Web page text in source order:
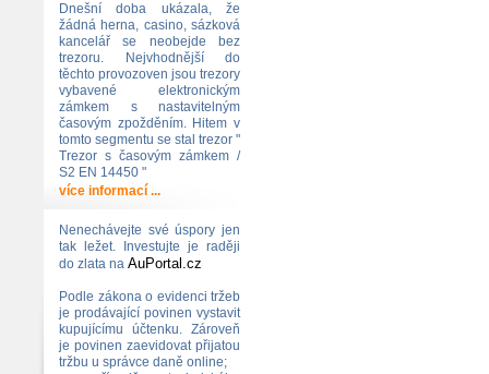
Dnešní doba ukázala, že
žádná herna, casino, sázková
kancelář se neobejde bez
trezoru. Nejvhodnější do
těchto provozoven jsou trezory
vybavené elektronickým
zámkem s nastavitelným
časovým zpožděním. Hitem v
tomto segmentu se stal trezor "
Trezor s časovým zámkem /
S2 EN 14450 "
více informací ...
Nenechávejte své úspory jen
tak ležet. Investujte je raději
do zlata na AuPortal.cz
Podle zákona o evidenci tržeb
je prodávající povinen vystavit
kupujícímu účtenku. Zároveň
je povinen zaevidovat přijatou
tržbu u správce daně online;